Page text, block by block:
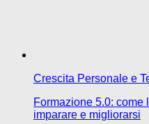
Crescita Personale e
Formazione 5.0: come
imparare e migliorarsi